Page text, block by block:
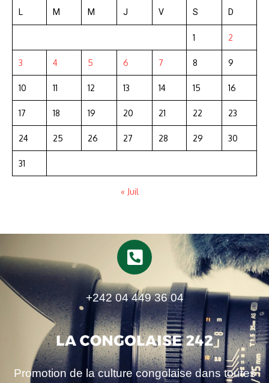
L M M J V S D
1 2
3 4 5 6 7 8 9
10 11 12 13 14 15 16
17 18 19 20 21 22 23
24 25 26 27 28 29 30
31
« Juil
+242 04 449 36 04
Promotion de la culture congolaise dans toutes